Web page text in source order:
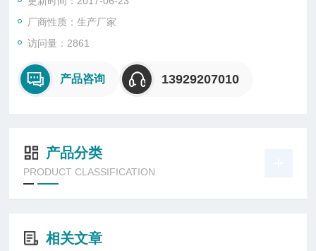
厂商性质：生产厂家
访问量：2861
产品咨询 13929207010
产品分类
PRODUCT CLASSIFICATION
相关文章